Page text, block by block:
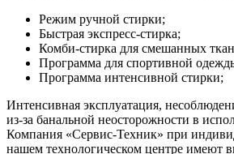
Режим ручной стирки;
Быстрая экспресс-стирка;
Комби-стирка для смешанных
Программа для спортивной
Программа интенсивной стирки;
Интенсивная эксплуатация,
из-за банальной неосторожности в
Компания «Сервис-Техник» при
нашем технологическом центре имеют